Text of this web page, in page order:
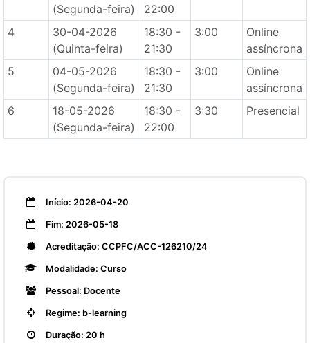
(Segunda-feira)
22:00
4
30-04-2026
(Quinta-feira)
18:30 -
21:30
3:00
Online
assíncrona
5
04-05-2026
(Segunda-feira)
18:30 -
21:30
3:00
Online
assíncrona
6
18-05-2026
(Segunda-feira)
18:30 -
22:00
3:30 Presencial
Início: 2026-04-20
Fim: 2026-05-18
Acreditação: CCPFC/ACC-126210/24
Modalidade: Curso
Pessoal: Docente
Regime: b-learning
Duração: 20 h